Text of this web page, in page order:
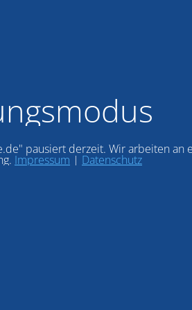
pausiert derzeit. Wir arbeiten an
Impressum | Datenschutz